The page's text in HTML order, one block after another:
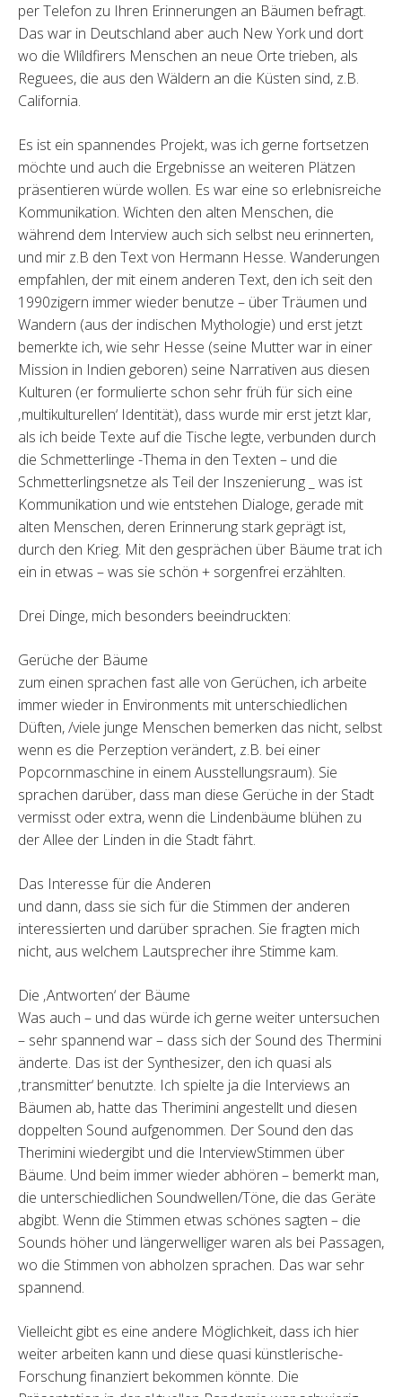
per Telefon zu Ihren Erinnerungen an Bäumen befragt.
Das war in Deutschland aber auch New York und dort
wo die Wlíldfirers Menschen an neue Orte trieben, als
Reguees, die aus den Wäldern an die Küsten sind, z.B.
California.
Es ist ein spannendes Projekt, was ich gerne fortsetzen
möchte und auch die Ergebnisse an weiteren Plätzen
präsentieren würde wollen. Es war eine so erlebnisreiche
Kommunikation. Wichten den alten Menschen, die
während dem Interview auch sich selbst neu erinnerten,
und mir z.B den Text von Hermann Hesse. Wanderungen
empfahlen, der mit einem anderen Text, den ich seit den
1990zigern immer wieder benutze – über Träumen und
Wandern (aus der indischen Mythologie) und erst jetzt
bemerkte ich, wie sehr Hesse (seine Mutter war in einer
Mission in Indien geboren) seine Narrativen aus diesen
Kulturen (er formulierte schon sehr früh für sich eine
‚multikulturellen‘ Identität), dass wurde mir erst jetzt klar,
als ich beide Texte auf die Tische legte, verbunden durch
die Schmetterlinge -Thema in den Texten – und die
Schmetterlingsnetze als Teil der Inszenierung _ was ist
Kommunikation und wie entstehen Dialoge, gerade mit
alten Menschen, deren Erinnerung stark geprägt ist,
durch den Krieg. Mit den gesprächen über Bäume trat ich
ein in etwas – was sie schön + sorgenfrei erzählten.
Drei Dinge, mich besonders beeindruckten:
Gerüche der Bäume
zum einen sprachen fast alle von Gerüchen, ich arbeite
immer wieder in Environments mit unterschiedlichen
Düften, /viele junge Menschen bemerken das nicht, selbst
wenn es die Perzeption verändert, z.B. bei einer
Popcornmaschine in einem Ausstellungsraum). Sie
sprachen darüber, dass man diese Gerüche in der Stadt
vermisst oder extra, wenn die Lindenbäume blühen zu
der Allee der Linden in die Stadt fährt.
Das Interesse für die Anderen
und dann, dass sie sich für die Stimmen der anderen
interessierten und darüber sprachen. Sie fragten mich
nicht, aus welchem Lautsprecher ihre Stimme kam.
Die ‚Antworten‘ der Bäume
Was auch – und das würde ich gerne weiter untersuchen
– sehr spannend war – dass sich der Sound des Thermini
änderte. Das ist der Synthesizer, den ich quasi als
‚transmitter‘ benutzte. Ich spielte ja die Interviews an
Bäumen ab, hatte das Therimini angestellt und diesen
doppelten Sound aufgenommen. Der Sound den das
Therimini wiedergibt und die InterviewStimmen über
Bäume. Und beim immer wieder abhören – bemerkt man,
die unterschiedlichen Soundwellen/Töne, die das Geräte
abgibt. Wenn die Stimmen etwas schönes sagten – die
Sounds höher und längerwelliger waren als bei Passagen,
wo die Stimmen von abholzen sprachen. Das war sehr
spannend.
Vielleicht gibt es eine andere Möglichkeit, dass ich hier
weiter arbeiten kann und diese quasi künstlerische-
Forschung finanziert bekommen könnte. Die